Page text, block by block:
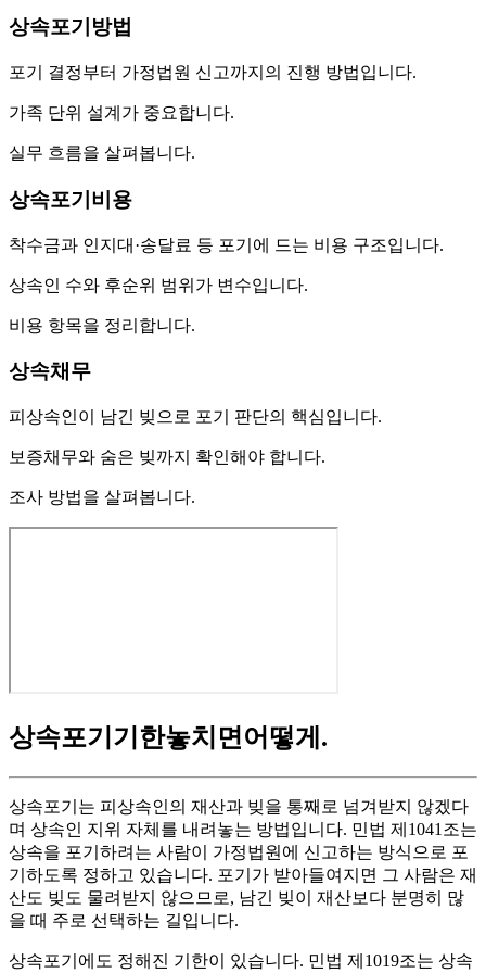
상속포기방법
포기 결정부터 가정법원 신고까지의 진행 방법입니다.
가족 단위 설계가 중요합니다.
실무 흐름을 살펴봅니다.
상속포기비용
착수금과 인지대·송달료 등 포기에 드는 비용 구조입니다.
상속인 수와 후순위 범위가 변수입니다.
비용 항목을 정리합니다.
상속채무
피상속인이 남긴 빚으로 포기 판단의 핵심입니다.
보증채무와 숨은 빚까지 확인해야 합니다.
조사 방법을 살펴봅니다.
상속포기기한놓치면어떻게 .
상속포기는 피상속인의 재산과 빚을 통째로 넘겨받지 않겠다
며 상속인 지위 자체를 내려놓는 방법입니다. 민법 제1041조는
상속을 포기하려는 사람이 가정법원에 신고하는 방식으로 포
기하도록 정하고 있습니다. 포기가 받아들여지면 그 사람은 재
산도 빚도 물려받지 않으므로, 남긴 빚이 재산보다 분명히 많
을 때 주로 선택하는 길입니다.
상속포기에도 정해진 기한이 있습니다. 민법 제1019조는 상속